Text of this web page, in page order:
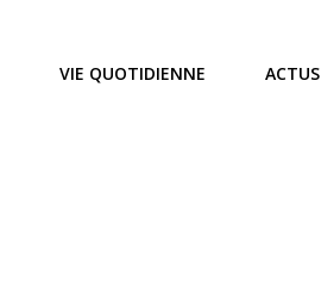
VIE QUOTIDIENNE ACTUS